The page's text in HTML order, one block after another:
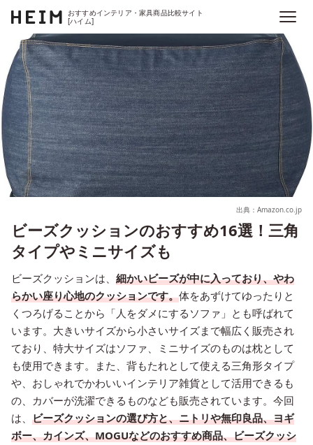
おすすめインテリア・家具商品比較サイト
[ハイム]
出典：Amazon.co.jp
ビーズクッションのおすすめ16選！三角
タイプやミニサイズも
ビーズクッションは、 細かいビーズが中に入っており、やわ
らかい座り心地のクッションです。体をあずけてゆったりと
くつろげることから「人をダメにするソファ」とも呼ばれて
います。大きいサイズから小さいサイズまで幅広く販売され
ており、特大サイズはソファ、ミニサイズのものは枕として
も使用できます。また、背もたれとして使える三角形タイプ
や、おしゃれでかわいいインテリア雑貨として活用できるも
の、カバーが洗濯できるものなども販売されています。今回
は、 ビーズクッションの選び方と、ニトリや無印良品、ヨギ
ボー、カインズ、MOGUなどのおすすめ商品、ビーズクッシ